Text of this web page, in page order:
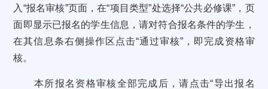
入“报名审核”页面，在“项目类型”处选择“公共必修课”，页
面即显示已报名的学生信息，请对符合报名条件的学生，
在其信息条右侧操作区点击“通过审核”，即完成资格审
核。
本所报名资格审核全部完成后，请点击“导出报名